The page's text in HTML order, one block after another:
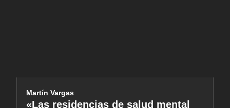
Martín Vargas
«Las residencias de salud mental